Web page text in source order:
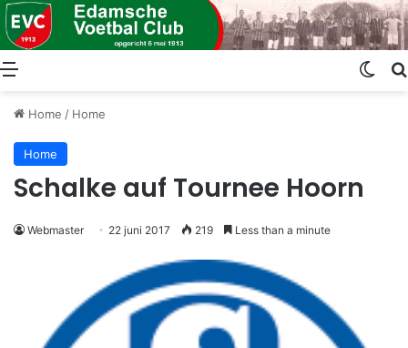
Menu
Home / Home
Home
Schalke auf Tournee Hoorn
Webmaster 22 juni 2017 219 Less than a minute